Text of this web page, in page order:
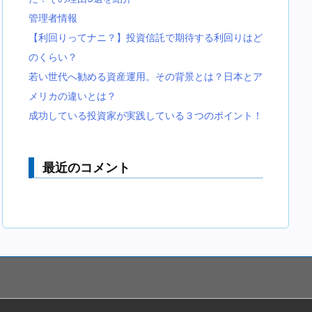
管理者情報
【利回りってナニ？】投資信託で期待する利回りはど
のくらい？
若い世代へ勧める資産運用。その背景とは？日本とア
メリカの違いとは？
成功している投資家が実践している３つのポイント！
最近のコメント